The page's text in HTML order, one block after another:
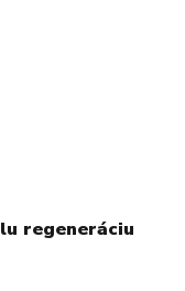
regeneráciu